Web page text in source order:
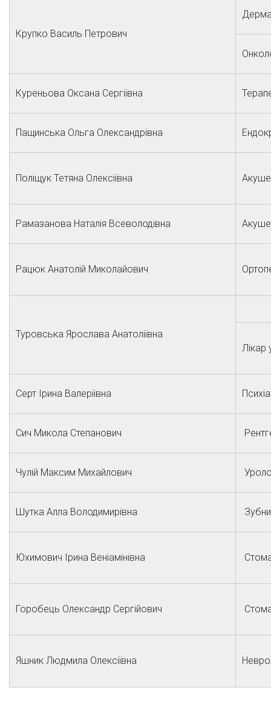
Крупко Василь Петрович
Куреньова Оксана Сергіївна
Пащинська Ольга Олександрівна
Поліщук Тетяна Олексіївна
Рамазанова Наталія Всеволодівна
Рацюк Анатолій Миколайович
Туровська Ярослава Анатоліївна
Лікар
Серт Ірина Валеріївна
Сич Микола Степанович
Чулій Максим Михайлович
Шутка Алла Володимирівна
Юхимович Ірина Веніамінівна
Горобець Олександр Сергійович
Яшник Людмила Олексіївна